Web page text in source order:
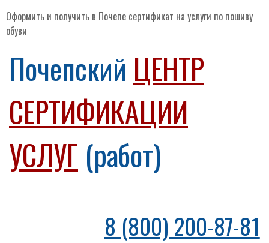
Оформить и получить в Почепе сертификат на услуги по пошиву
обуви
Почепский ЦЕНТР
СЕРТИФИКАЦИИ
УСЛУГ (работ)
8 (800) 200-87-81